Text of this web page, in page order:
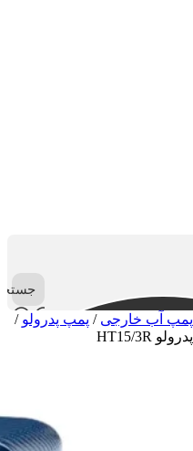
پمپ آب خارجی / پمپ پدرولو /